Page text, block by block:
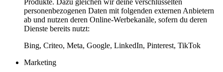
Produkte. Dazu gleichen wir deine verschlüsselten
personenbezogenen Daten mit folgenden externen Anbietern
ab und nutzen deren Online-Werbekanäle, sofern du deren
Dienste bereits nutzt:
Bing, Criteo, Meta, Google, LinkedIn, Pinterest, TikTok
Marketing